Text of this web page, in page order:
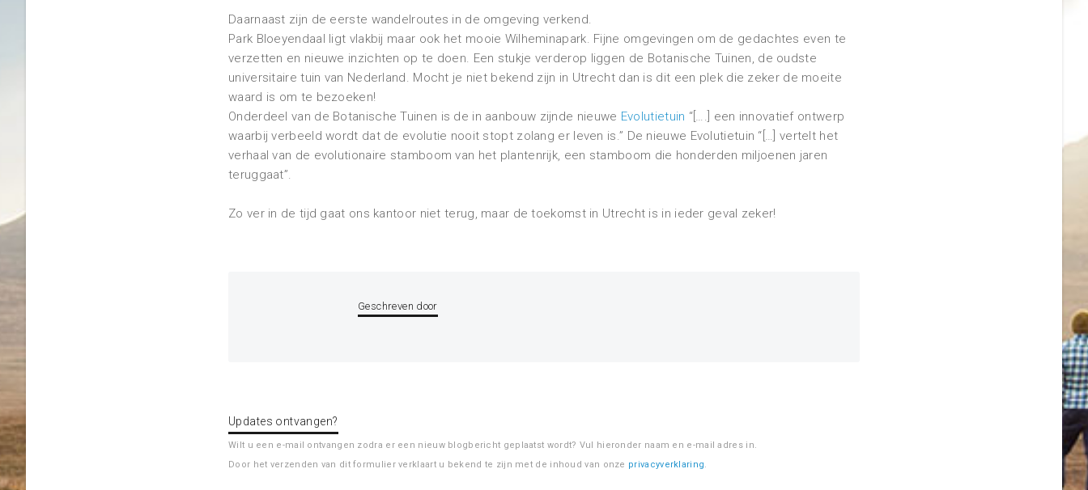
Daarnaast zijn de eerste wandelroutes in de omgeving verkend.
Park Bloeyendaal ligt vlakbij maar ook het mooie Wilheminapark. Fijne omgevingen om de gedachtes even te
verzetten en nieuwe inzichten op te doen. Een stukje verderop liggen de Botanische Tuinen, de oudste
universitaire tuin van Nederland. Mocht je niet bekend zijn in Utrecht dan is dit een plek die zeker de moeite
waard is om te bezoeken!
Onderdeel van de Botanische Tuinen is de in aanbouw zijnde nieuwe Evolutietuin “[….] een innovatief ontwerp
waarbij verbeeld wordt dat de evolutie nooit stopt zolang er leven is.” De nieuwe Evolutietuin “[…] vertelt het
verhaal van de evolutionaire stamboom van het plantenrijk, een stamboom die honderden miljoenen jaren
teruggaat”.
Zo ver in de tijd gaat ons kantoor niet terug, maar de toekomst in Utrecht is in ieder geval zeker!
Geschreven door
Updates ontvangen?
Wilt u een e-mail ontvangen zodra er een nieuw blogbericht geplaatst wordt? Vul hieronder naam en e-mail adres in.
Door het verzenden van dit formulier verklaart u bekend te zijn met de inhoud van onze privacyverklaring.